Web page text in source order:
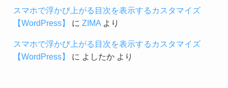
スマホで浮かび上がる目次を表示するカスタマイズ
【WordPress】
に ZIMAより
スマホで浮かび上がる目次を表示するカスタマイズ
【WordPress】
に よしたかより